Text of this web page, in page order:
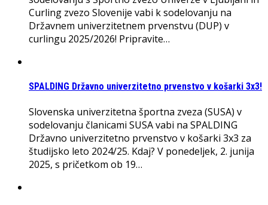
Curling zvezo Slovenije vabi k sodelovanju na
Državnem univerzitetnem prvenstvu (DUP) v
curlingu 2025/2026! Pripravite…
SPALDING Državno univerzitetno prvenstvo v košarki 3x3!
Slovenska univerzitetna športna zveza (SUSA) v
sodelovanju članicami SUSA vabi na SPALDING
Državno univerzitetno prvenstvo v košarki 3x3 za
študijsko leto 2024/25. Kdaj? V ponedeljek, 2. junija
2025, s pričetkom ob 19…